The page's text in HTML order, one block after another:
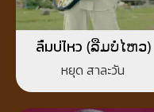
ลืมบ่ไหว (ລືມບໍ່ໄຫວ)
หยุด สาละวัน